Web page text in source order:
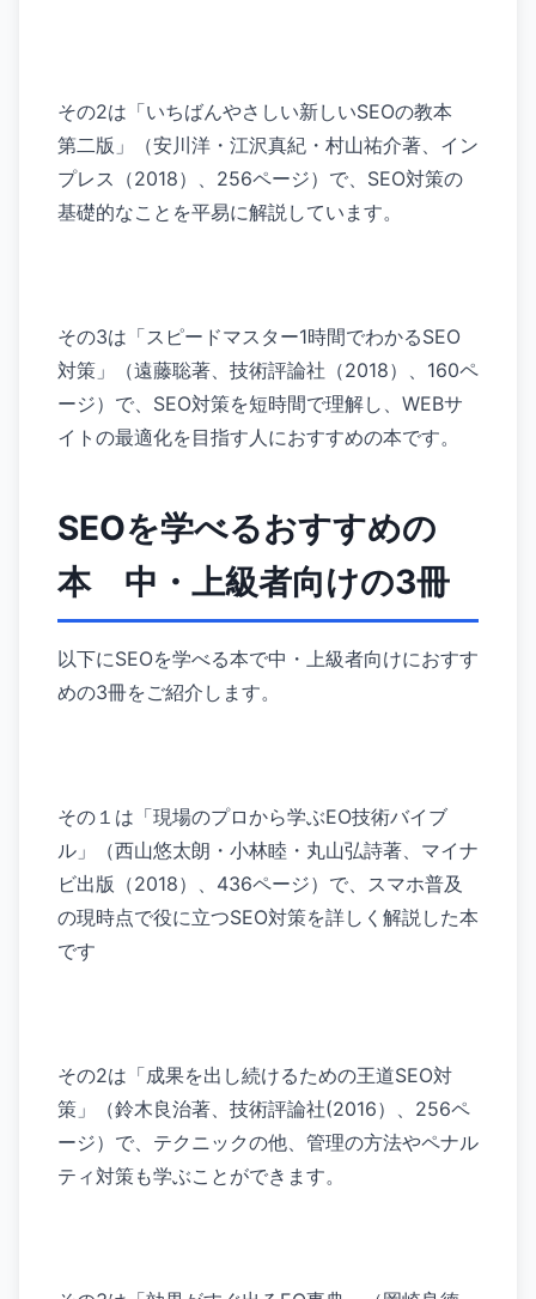
その2は「いちばんやさしい新しいSEOの教本
第二版」（安川洋・江沢真紀・村山祐介著、イン
プレス（2018）、256ページ）で、SEO対策の
基礎的なことを平易に解説しています。
その3は「スピードマスター1時間でわかるSEO
対策」（遠藤聡著、技術評論社（2018）、160ペ
ージ）で、SEO対策を短時間で理解し、WEBサ
イトの最適化を目指す人におすすめの本です。
SEOを学べるおすすめの
本 中・上級者向けの3冊
以下にSEOを学べる本で中・上級者向けにおすす
めの3冊をご紹介します。
その１は「現場のプロから学ぶEO技術バイブ
ル」（西山悠太朗・小林睦・丸山弘詩著、マイナ
ビ出版（2018）、436ページ）で、スマホ普及
の現時点で役に立つSEO対策を詳しく解説した本
です
その2は「成果を出し続けるための王道SEO対
策」（鈴木良治著、技術評論社(2016）、256ペ
ージ）で、テクニックの他、管理の方法やペナル
ティ対策も学ぶことができます。